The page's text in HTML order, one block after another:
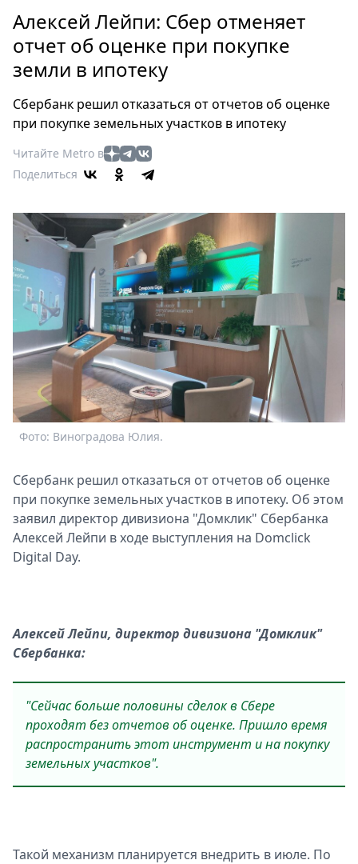
Россия
Мир
Здоровье
Туризм
Мода
Театр
Кино
Книги
Выставки
Пресс-
релизы
О
Metro
Стримы
Спецпроекты
Звезды
Выборы
2026
Алексей Лейпи: Сбер отменяет
отчет об оценке при покупке
земли в ипотеку
Сбербанк решил отказаться от отчетов об оценке
при покупке земельных участков в ипотеку
Читайте Metro в
Поделиться
Фото: Виноградова Юлия.
Сбербанк решил отказаться от отчетов об оценке
при покупке земельных участков в ипотеку. Об этом
заявил директор дивизиона "Домклик" Сбербанка
Алексей Лейпи в ходе выступления на Domclick
Digital Day.
Алексей Лейпи, директор дивизиона "Домклик"
Сбербанка:
"Сейчас больше половины сделок в Сбере
проходят без отчетов об оценке. Пришло время
распространить этот инструмент и на покупку
земельных участков".
Такой механизм планируется внедрить в июле. По